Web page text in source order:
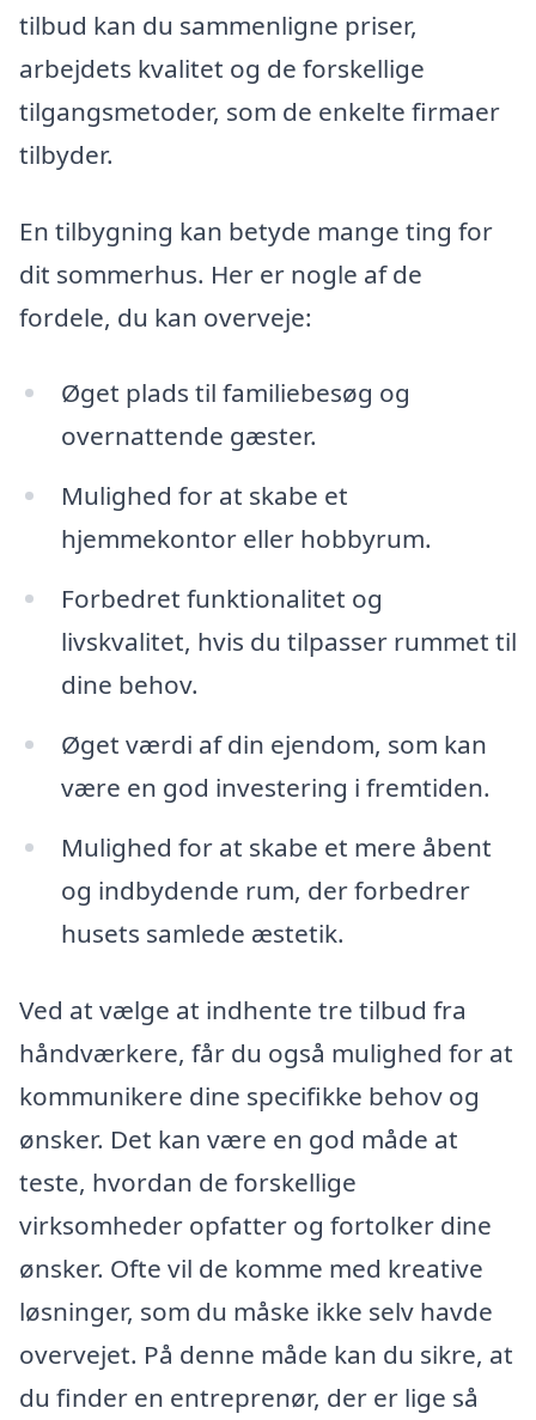
tilbud kan du sammenligne priser,
arbejdets kvalitet og de forskellige
tilgangsmetoder, som de enkelte firmaer
tilbyder.
En tilbygning kan betyde mange ting for
dit sommerhus. Her er nogle af de
fordele, du kan overveje:
Øget plads til familiebesøg og
overnattende gæster.
Mulighed for at skabe et
hjemmekontor eller hobbyrum.
Forbedret funktionalitet og
livskvalitet, hvis du tilpasser rummet til
dine behov.
Øget værdi af din ejendom, som kan
være en god investering i fremtiden.
Mulighed for at skabe et mere åbent
og indbydende rum, der forbedrer
husets samlede æstetik.
Ved at vælge at indhente tre tilbud fra
håndværkere, får du også mulighed for at
kommunikere dine specifikke behov og
ønsker. Det kan være en god måde at
teste, hvordan de forskellige
virksomheder opfatter og fortolker dine
ønsker. Ofte vil de komme med kreative
løsninger, som du måske ikke selv havde
overvejet. På denne måde kan du sikre, at
du finder en entreprenør, der er lige så